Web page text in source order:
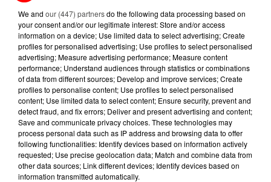
5 août 2026
MOUCHES : LES 5 RÉFLEXES À
ADOPTER POUR ÉVITER
L'INVASION CET ÉTÉ...
4 août 2026
ÉCLIPSE SOLAIRE DU 12 AOÛT : LA
RUÉE VERS LES LUNETTES DE...
We and our (447) partnersdo the following data processing based on
your consent and/or our legitimate interest: Store and/or access
information on a device; Use limited data to select advertising; Create
profiles for personalised advertising; Use profiles to select personalised
advertising; Measure advertising performance; Measure content
performance; Understand audiences through statistics or combinations
of data from different sources; Develop and improve services; Create
profiles to personalise content; Use profiles to select personalised
content; Use limited data to select content; Ensure security, prevent and
detect fraud, and fix errors; Deliver and present advertising and content;
Save and communicate privacy choices. These technologies may
process personal data such as IP address and browsing data to offer
following functionalities: Identify devices based on information actively
requested; Use precise geolocation data; Match and combine data from
other data sources; Link different devices; Identify devices based on
information transmitted automatically.